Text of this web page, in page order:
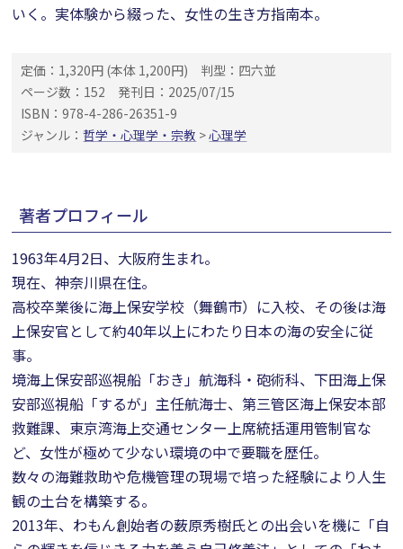
いく。実体験から綴った、女性の生き方指南本。
定価：1,320円 (本体 1,200円)
判型：四六並
ページ数：152
発刊日：2025/07/15
ISBN：978-4-286-26351-9
ジャンル：哲学・心理学・宗教 >心理学
著者プロフィール
1963年4月2日、大阪府生まれ。
現在、神奈川県在住。
高校卒業後に海上保安学校（舞鶴市）に入校、その後は海
上保安官として約40年以上にわたり日本の海の安全に従
事。
境海上保安部巡視船「おき」航海科・砲術科、下田海上保
安部巡視船「するが」主任航海士、第三管区海上保安本部
救難課、東京湾海上交通センター上席統括運用管制官な
ど、女性が極めて少ない環境の中で要職を歴任。
数々の海難救助や危機管理の現場で培った経験により人生
観の土台を構築する。
2013年、わもん創始者の薮原秀樹氏との出会いを機に「自